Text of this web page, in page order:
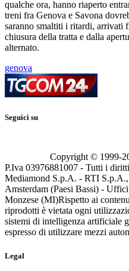
qualche ora, hanno riaperto
treni fra Genova e Savona
saranno smaltiti i ritardi, arrivati
chiusura della tratta e dalla
alternato.
genova
Seguici su
Copyright © 1999-
P.Iva 03976881007 - Tutti i
Mediamond S.p.A. - RTI
Amsterdam (Paesi Bassi) -
Monzese (MI)Rispetto ai
riprodotti è vietata ogni
sistemi di intelligenza artificiale
espresso di utilizzare mezzi
Legal